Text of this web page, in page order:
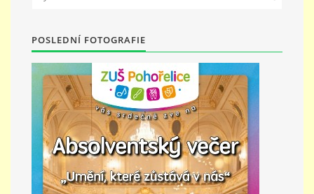
PŘÍMĚSTSKÝ TÁBOR
MISS VÝTVARNÝ MODEL
ZAMĚSTNÁNÍ
POSLEDNÍ FOTOGRAFIE